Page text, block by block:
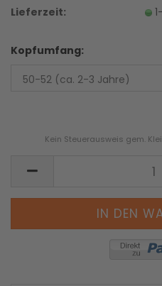
Lieferzeit:
Kopfumfang:
Kein Steuerausweis gem.